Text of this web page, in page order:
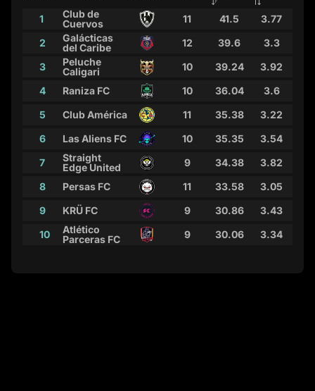
1
Club de
Cuervos
11 41.5
3.77
2
Galácticas
del Caribe
12 39.6
3.3
3
Peluche
Caligari
10 39.24
3.92
4
Raniza FC 10 36.04
3.6
5
Club América 11 35.38
3.22
6
Las Aliens FC 10 35.35
3.54
7
Straight
Edge United
9 34.38
3.82
8
Persas FC 11 33.58
3.05
9
KRÜ FC 9 30.86
3.43
10
Atlético
Parceras FC
9 30.06 3.34